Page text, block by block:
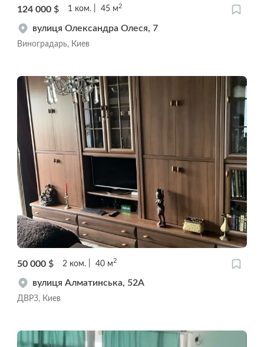
124 000 $ 1 ком. 45 м 2
вулиця Олександра Олеся, 7
Виноградарь, Киев
50 000 $ 2 ком. 40 м2
вулиця Алматинська, 52А
ДВРЗ, Киев